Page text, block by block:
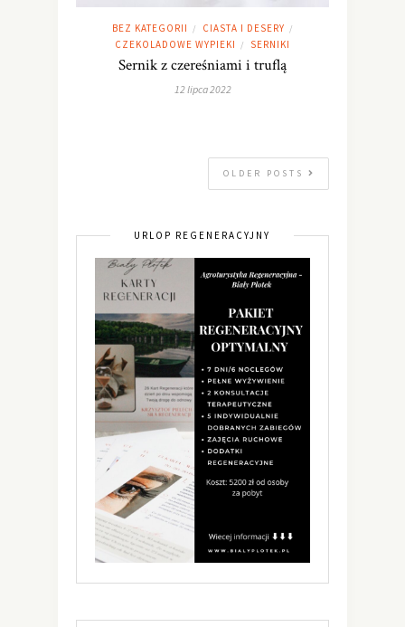
BEZ KATEGORII / CIASTA I DESERY /
CZEKOLADOWE WYPIEKI / SERNIKI
Sernik z czereśniami i truflą
12 lipca 2022
OLDER POSTS
URLOP REGENERACYJNY